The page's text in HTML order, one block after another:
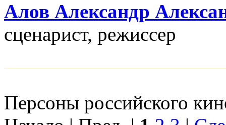
Алов Александр
сценарист, режисcер
Персоны российского